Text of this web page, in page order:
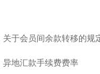
关于会员间余款转移的规
异地汇款手续费费率